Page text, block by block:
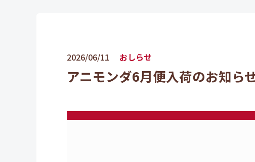
2026/06/11 おしらせ
アニモンダ6月便入荷のお知ら